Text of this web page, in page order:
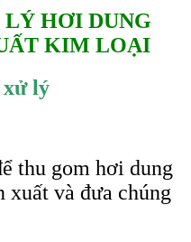
LÝ HƠI DUNG
KIM LOẠI
xử lý
thu gom hơi dung
xuất và đưa chúng